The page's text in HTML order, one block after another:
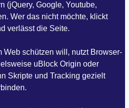
(jQuery, Google, Youtube,
Wer das nicht möchte, klickt
verlässt die Seite.
Web schützen will, nutzt Browser-
uBlock Origin oder
Skripte und Tracking gezielt